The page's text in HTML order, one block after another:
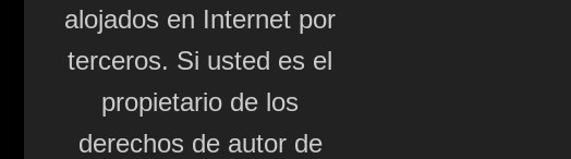
alojados en Internet por
terceros. Si usted es el
propietario de los
derechos de autor de